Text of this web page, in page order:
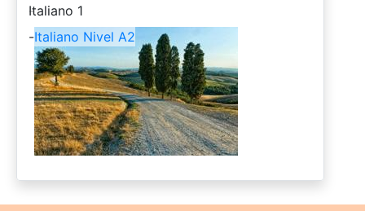
-
Italiano 1
-Italiano Nivel A2